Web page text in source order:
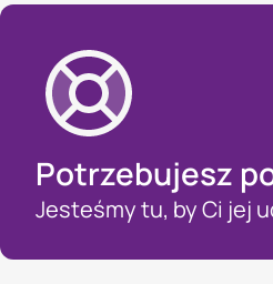
Potrzebujesz
Jesteśmy tu, by Ci jej